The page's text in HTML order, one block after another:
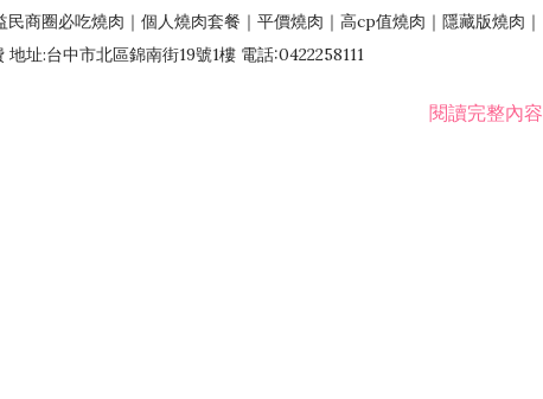
商圈必吃燒肉｜個人燒肉套餐｜平價燒肉｜高cp值燒肉｜隱藏版燒肉｜
址:台中市北區錦南街19號1樓 電話:0422258111
閱讀完整內容